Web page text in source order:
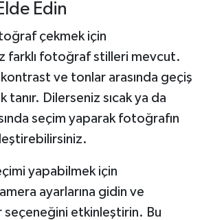
Edin
çekmek için
farklı fotoğraf stilleri mevcut.
ve tonlar arasında geçiş
tanır. Dilerseniz sıcak ya da
seçim yaparak fotoğrafın
yapabilmek için
ayarlarına gidin ve
seçeneğini etkinleştirin. Bu